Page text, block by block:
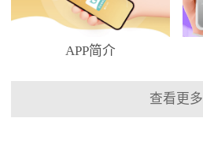
APP简介
查看更多